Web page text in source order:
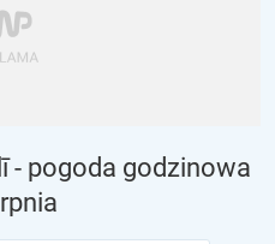
- pogoda godzinowa